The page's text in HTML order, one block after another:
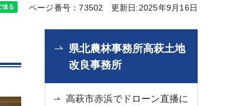
ページ番号：73502 更新日:2025年9月16日
県北農林事務所高萩土地
改良事務所
高萩市赤浜でドローン直播に